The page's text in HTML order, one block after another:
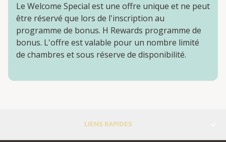
Le Welcome Special est une offre unique et ne peut
être réservé que lors de l'inscription au
programme de bonus. H Rewards programme de
bonus. L'offre est valable pour un nombre limité
de chambres et sous réserve de disponibilité.
LIENS RAPIDES